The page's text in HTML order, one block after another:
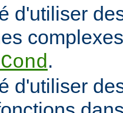
d'utiliser
.
d'utiliser